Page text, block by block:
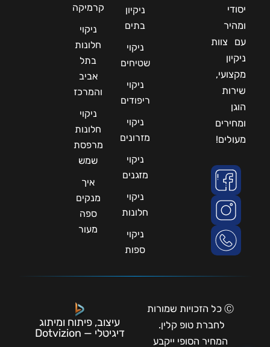
יסודי
ומהיר
עם צוות
ניקיון
מקצועי,
שירות
הוגן
ומחירים
מעולים!
ניקיון
בתים
ניקוי
שטיחים
ניקוי
ריפודים
ניקוי
מזרונים
ניקוי
מזגנים
ניקוי
חלונות
ניקוי
ספות
קרמיקה
ניקוי
חלונות
בתל
אביב
והמרכז
ניקוי
חלונות
מרפסת
שמש
איך
מנקים
ספה
מעור
Ⓒ כל הזכויות שמורות
לחברת טופ קלין.
המחיר הסופי ייקבע
עיצוב, פיתוח ומיתוג
דיגיטלי — Dotvizion